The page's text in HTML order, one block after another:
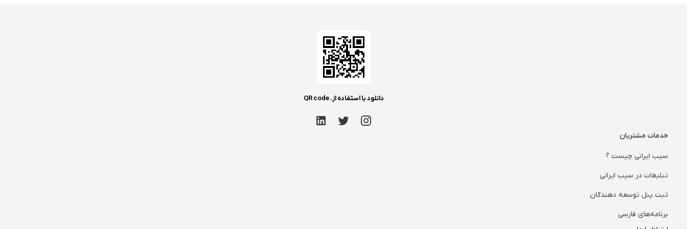
دانلود با استفاده از. QR code
خدمات مشتریان
سیب ایرانی چیست ؟
تبلیغات در سیب ایرانی
ثبت پنل توسعه دهندگان
برنامه‌های فارسی